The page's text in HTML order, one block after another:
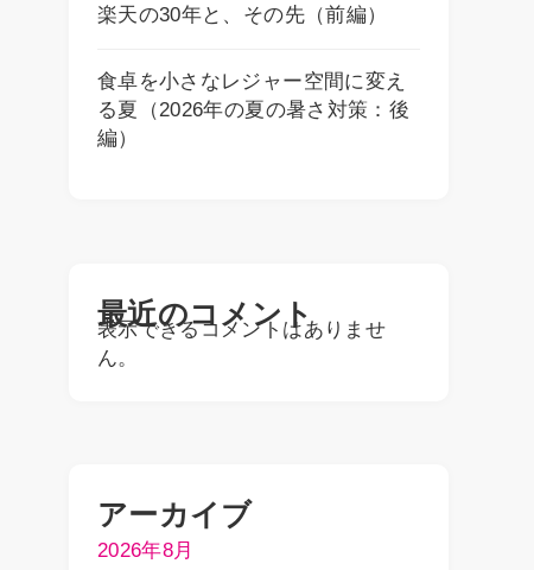
楽天の30年と、その先（前編）
食卓を小さなレジャー空間に変え
る夏（2026年の夏の暑さ対策：後
編）
最近のコメント
表示できるコメントはありませ
ん。
アーカイブ
2026年8月